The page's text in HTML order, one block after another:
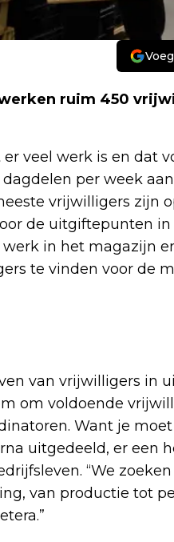
ruim 450
veel werk is en dat
per week
vrijwilligers zijn
de uitgiftepunten
in het magazijn
te vinden voor de
van vrijwilligers in
om voldoende
Want je
uitgedeeld, er een
“We
van productie tot